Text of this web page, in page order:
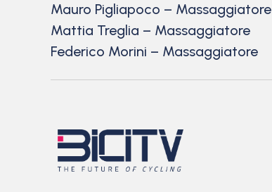
Mauro Pigliapoco – Massaggiatore
Mattia Treglia – Massaggiatore
Federico Morini – Massaggiatore